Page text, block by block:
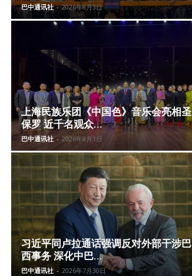
巴中通讯社 - 2026年8月3日
上海民族乐团《中国色》音乐会亮相圣
保罗 近千名观众...
巴中通讯社 - 2026年8月1日
习近平同卢拉通话强调反对外部干涉巴
西事务 深化中巴...
巴中通讯社 - 2026年7月30日